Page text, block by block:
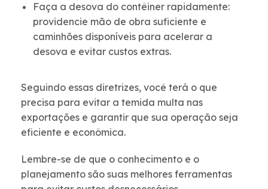
Faça a desova do contêiner rapidamente:
providencie mão de obra suficiente e
caminhões disponíveis para acelerar a
desova e evitar custos extras.
Seguindo essas diretrizes, você terá o que
precisa para evitar a temida multa nas
exportações e garantir que sua operação seja
eficiente e econômica.
Lembre-se de que o conhecimento e o
planejamento são suas melhores ferramentas